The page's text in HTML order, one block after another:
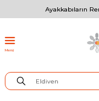
Ayakkabıların
Menü